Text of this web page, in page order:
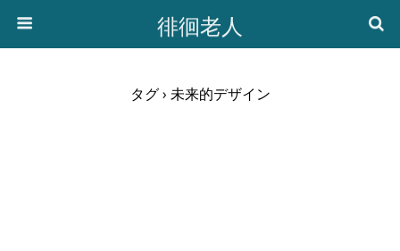
徘徊老人
タグ › 未来的デザイン